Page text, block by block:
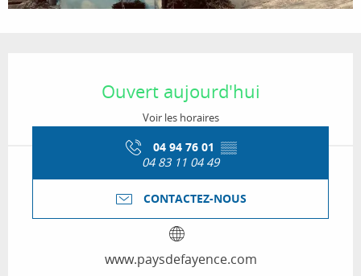
Ouvert aujourd'hui
Voir les horaires
04 94 76 01 ▒▒
04 83 11 04 49
CONTACTEZ-NOUS
www.paysdefayence.com